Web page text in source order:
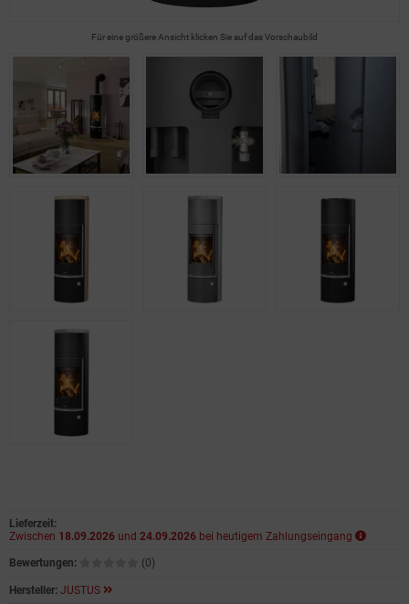
Für eine größere Ansicht klicken Sie auf das Vorschaubild
Lieferzeit:
Zwischen 18.09.2026 und 24.09.2026 bei heutigem Zahlungseingang
Bewertungen: (0)
Hersteller: JUSTUS